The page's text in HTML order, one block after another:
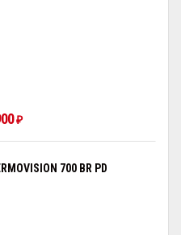
₽
700 BR PD